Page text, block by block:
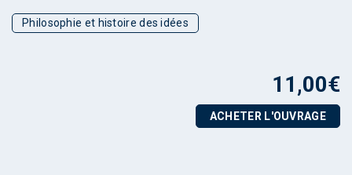
Philosophie et histoire des idées
11,00€
ACHETER L'OUVRAGE